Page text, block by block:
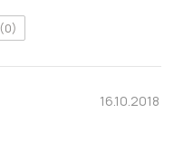
(0)
16.10.2018